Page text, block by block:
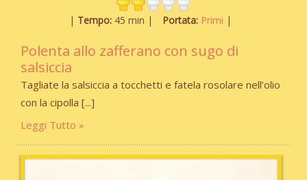
Tempo: 45 min Portata: Primi
Polenta allo zafferano con sugo di
salsiccia
Tagliate la salsiccia a tocchetti e fatela rosolare nell’olio
con la cipolla
Leggi Tutto